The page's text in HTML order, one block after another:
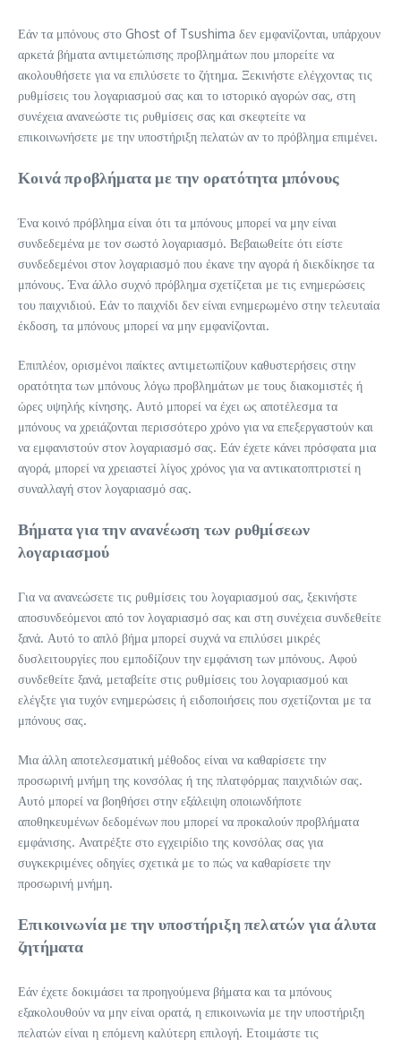
Εάν τα μπόνους στο Ghost of Tsushima δεν εμφανίζονται, υπάρχουν
αρκετά βήματα αντιμετώπισης προβλημάτων που μπορείτε να
ακολουθήσετε για να επιλύσετε το ζήτημα. Ξεκινήστε ελέγχοντας τις
ρυθμίσεις του λογαριασμού σας και το ιστορικό αγορών σας, στη
συνέχεια ανανεώστε τις ρυθμίσεις σας και σκεφτείτε να
επικοινωνήσετε με την υποστήριξη πελατών αν το πρόβλημα επιμένει.
Κοινά προβλήματα με την ορατότητα μπόνους
Ένα κοινό πρόβλημα είναι ότι τα μπόνους μπορεί να μην είναι
συνδεδεμένα με τον σωστό λογαριασμό. Βεβαιωθείτε ότι είστε
συνδεδεμένοι στον λογαριασμό που έκανε την αγορά ή διεκδίκησε τα
μπόνους. Ένα άλλο συχνό πρόβλημα σχετίζεται με τις ενημερώσεις
του παιχνιδιού. Εάν το παιχνίδι δεν είναι ενημερωμένο στην τελευταία
έκδοση, τα μπόνους μπορεί να μην εμφανίζονται.
Επιπλέον, ορισμένοι παίκτες αντιμετωπίζουν καθυστερήσεις στην
ορατότητα των μπόνους λόγω προβλημάτων με τους διακομιστές ή
ώρες υψηλής κίνησης. Αυτό μπορεί να έχει ως αποτέλεσμα τα
μπόνους να χρειάζονται περισσότερο χρόνο για να επεξεργαστούν και
να εμφανιστούν στον λογαριασμό σας. Εάν έχετε κάνει πρόσφατα μια
αγορά, μπορεί να χρειαστεί λίγος χρόνος για να αντικατοπτριστεί η
συναλλαγή στον λογαριασμό σας.
Βήματα για την ανανέωση των ρυθμίσεων
λογαριασμού
Για να ανανεώσετε τις ρυθμίσεις του λογαριασμού σας, ξεκινήστε
αποσυνδεόμενοι από τον λογαριασμό σας και στη συνέχεια συνδεθείτε
ξανά. Αυτό το απλό βήμα μπορεί συχνά να επιλύσει μικρές
δυσλειτουργίες που εμποδίζουν την εμφάνιση των μπόνους. Αφού
συνδεθείτε ξανά, μεταβείτε στις ρυθμίσεις του λογαριασμού και
ελέγξτε για τυχόν ενημερώσεις ή ειδοποιήσεις που σχετίζονται με τα
μπόνους σας.
Μια άλλη αποτελεσματική μέθοδος είναι να καθαρίσετε την
προσωρινή μνήμη της κονσόλας ή της πλατφόρμας παιχνιδιών σας.
Αυτό μπορεί να βοηθήσει στην εξάλειψη οποιωνδήποτε
αποθηκευμένων δεδομένων που μπορεί να προκαλούν προβλήματα
εμφάνισης. Ανατρέξτε στο εγχειρίδιο της κονσόλας σας για
συγκεκριμένες οδηγίες σχετικά με το πώς να καθαρίσετε την
προσωρινή μνήμη.
Επικοινωνία με την υποστήριξη πελατών για άλυτα
ζητήματα
Εάν έχετε δοκιμάσει τα προηγούμενα βήματα και τα μπόνους
εξακολουθούν να μην είναι ορατά, η επικοινωνία με την υποστήριξη
πελατών είναι η επόμενη καλύτερη επιλογή. Ετοιμάστε τις